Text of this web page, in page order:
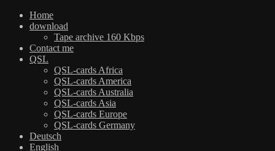
Home
download
Tape archive 160 Kbps
Contact me
QSL
QSL-cards Africa
QSL-cards America
QSL-cards Australia
QSL-cards Asia
QSL-cards Europe
QSL-cards Germany
Deutsch
English